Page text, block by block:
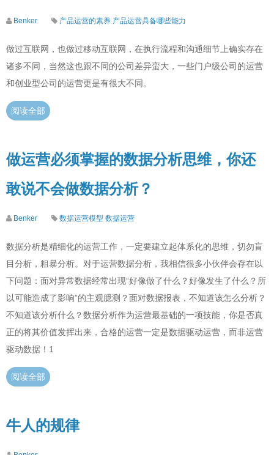
Benker 产品运营的素养 产品运营具备哪些能力
做过互联网，也做过移动互联网，在执行流程和沟通细节上确实存在
诸多不同，当然这也跟不同的公司差异蛮大，一些门户级公司的运营
和创业型公司的运营更是有很大不同。
阅读全部
做运营必须掌握的数据分析思维，你还
敢说不会做数据分析？
Benker 数据运营模型 数据运营
数据分析是精细化的运营工作，一定要建立起体系化的思维，切勿盲
目分析，粗暴分析。对于运营数据分析，我相信很多小伙伴会存在以
下问题：面对异常数据经常出现“好像做了什么？好像发生了什么？所
以可能造成了影响”的主观臆测？面对数据报表，不知道该怎么分析？
不知道该分析什么？数据分析作为运营最基础的一项技能，你是否真
正的将其价值发挥出来，合格的运营一定是数据驱动运营，而非运营
驱动数据！1
阅读全部
牛人的规律